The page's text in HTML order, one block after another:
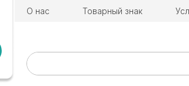
О нас Товарный знак